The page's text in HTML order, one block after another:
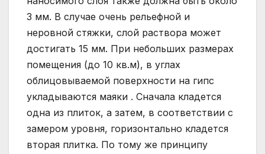
3 мм. В случае очень рельефной и
неровной стяжки, слой раствора может
достигать 15 мм. При небольших размерах
помещения (до 10 кв.м), в углах
облицовываемой поверхности на гипс
укладываются маяки . Сначала кладется
одна из плиток, а затем, в соответствии с
замером уровня, горизонтально кладется
вторая плитка. По тому же принципу